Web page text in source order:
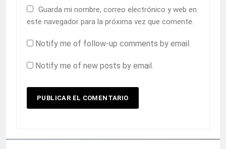
Guarda mi nombre, correo electrónico y web en
este navegador para la próxima vez que comente.
Notify me of follow-up comments by email.
Notify me of new posts by email.